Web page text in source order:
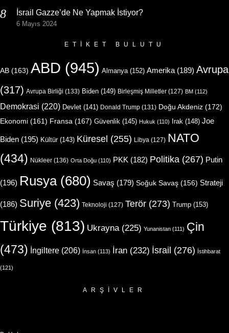
İsrail Gazze’de Ne Yapmak İstiyor?
6 Mayıs 2024
ETIKET BULUTU
AB (163) ABD (945) Almanya(152) Amerika (189) Avrupa
(317) Avrupa Birliği (133) Biden (149) Birleşmiş Milletler (127) BM (112)
Demokrasi (220) Devlet (141) Donald Trump (131) Doğu Akdeniz (172)
Ekonomi (161) Fransa (167) Güvenlik (145) Hukuk (110) Irak (148) Joe
Biden (195) Kültür(143) Küresel (255) Libya (127) NATO
(434) Nükleer (136) Orta Doğu (110) PKK (182) Politika (267) Putin
(196) Rusya(680) Savaş (179) Soğuk Savaş (156) Strateji
(186) Suriye (423) Teknoloji (127) Terör (273) Trump (153)
Türkiye (813) Ukrayna(225) Yunanistan (111) Çin
(473) İngiltere (206) İnsan (113) İran (232) İsrail (276) İstihbarat
(121)
ARŞIVLER